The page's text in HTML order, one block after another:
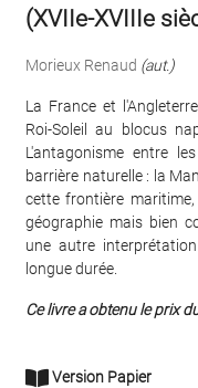
(XVIIe-XVIIIe
Morieux Renaud (aut.)
La France et
Roi-Soleil au blocus
L'antagonisme entre
barrière naturelle : la
cette frontière
géographie mais bien
une autre
longue durée.
Ce livre a obtenu le prix
Version Papier